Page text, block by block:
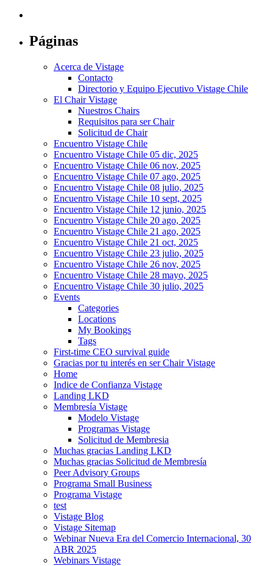
Páginas
Acerca de Vistage
Contacto
Directorio y Equipo Ejecutivo Vistage Chile
El Chair Vistage
Nuestros Chairs
Requisitos para ser Chair
Solicitud de Chair
Encuentro Vistage Chile
Encuentro Vistage Chile 05 dic, 2025
Encuentro Vistage Chile 06 nov, 2025
Encuentro Vistage Chile 07 ago, 2025
Encuentro Vistage Chile 08 julio, 2025
Encuentro Vistage Chile 10 sept, 2025
Encuentro Vistage Chile 12 junio, 2025
Encuentro Vistage Chile 20 ago, 2025
Encuentro Vistage Chile 21 ago, 2025
Encuentro Vistage Chile 21 oct, 2025
Encuentro Vistage Chile 23 julio, 2025
Encuentro Vistage Chile 26 nov, 2025
Encuentro Vistage Chile 28 mayo, 2025
Encuentro Vistage Chile 30 julio, 2025
Events
Categories
Locations
My Bookings
Tags
First-time CEO survival guide
Gracias por tu interés en ser Chair Vistage
Home
Indice de Confianza Vistage
Landing LKD
Membresía Vistage
Modelo Vistage
Programas Vistage
Solicitud de Membresia
Muchas gracias Landing LKD
Muchas gracias Solicitud de Membresía
Peer Advisory Groups
Programa Small Business
Programa Vistage
test
Vistage Blog
Vistage Sitemap
Webinar Nueva Era del Comercio Internacional, 30
ABR 2025
Webinars Vistage